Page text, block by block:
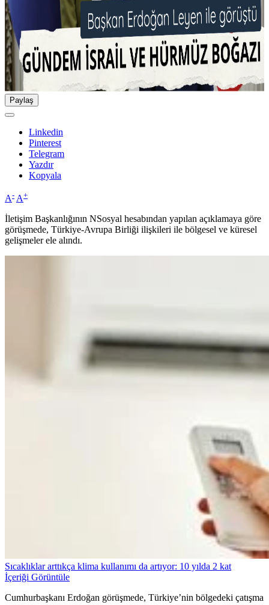
Paylaş
Linkedin
Pinterest
Telegram
Yazdır
Kopyala
A- A+
İletişim Başkanlığının NSosyal hesabından yapılan açıklamaya göre
görüşmede, Türkiye-Avrupa Birliği ilişkileri ile bölgesel ve küresel
gelişmeler ele alındı.
Sıcaklıklar arttıkça klima kullanımı da artıyor: 10 yılda 2 kat
İçeriği Görüntüle
Cumhurbaşkanı Erdoğan görüşmede, Türkiye’nin bölgedeki çatışma